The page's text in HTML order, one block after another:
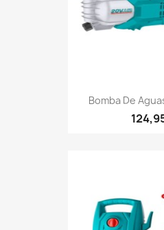
Bomba De